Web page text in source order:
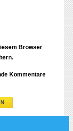
Browser
Kommentare